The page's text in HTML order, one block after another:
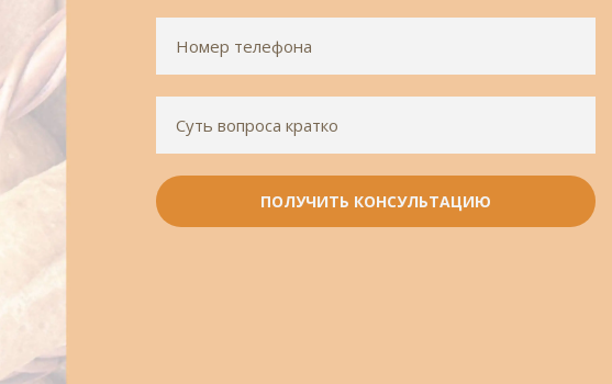
ПОЛУЧИТЬ КОНСУЛЬТАЦИЮ